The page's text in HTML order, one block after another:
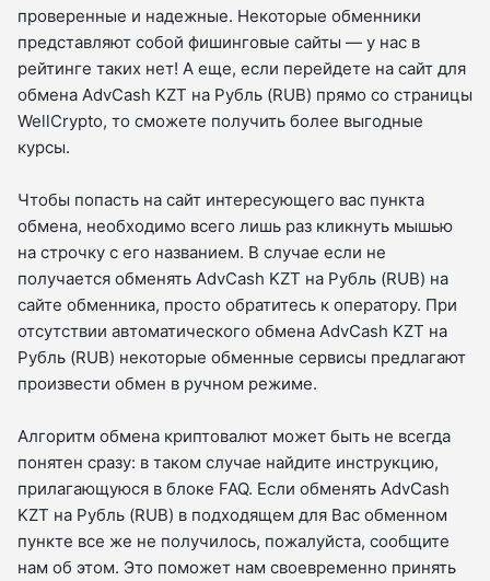
проверенные и надежные. Некоторые обменники
представляют собой фишинговые сайты — у нас в
рейтинге таких нет! А еще, если перейдете на сайт для
обмена AdvCash KZT на Рубль (RUB) прямо со страницы
WellCrypto, то сможете получить более выгодные
курсы.
Чтобы попасть на сайт интересующего вас пункта
обмена, необходимо всего лишь раз кликнуть мышью
на строчку с его названием. В случае если не
получается обменять AdvCash KZT на Рубль (RUB) на
сайте обменника, просто обратитесь к оператору. При
отсутствии автоматического обмена AdvCash KZT на
Рубль (RUB) некоторые обменные сервисы предлагают
произвести обмен в ручном режиме.
Алгоритм обмена криптовалют может быть не всегда
понятен сразу: в таком случае найдите инструкцию,
прилагающуюся в блоке FAQ. Если обменять AdvCash
KZT на Рубль (RUB) в подходящем для Вас обменном
пункте все же не получилось, пожалуйста, сообщите
нам об этом. Это поможет нам своевременно принять